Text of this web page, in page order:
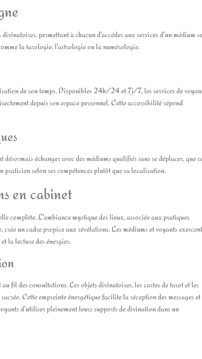
permettant à chacun d'accéder aux services d'un médium
la tarologie, l'astrologie ou la numérologie.
de son temps. Disponibles 24h/24 et 7j/7, les services de
depuis son espace personnel. Cette accessibilité répond
échanger avec des médiums qualifiés sans se déplacer, que
selon ses compétences plutôt que sa localisation.
en cabinet
complète. L'ambiance mystique des lieux, associée aux pratiques
un cadre propice aux révélations. Les médiums et voyants exercent
la lecture des énergies.
fil des consultations. Les objets divinatoires, les cartes de tarot et les
Cette empreinte énergétique facilite la réception des messages et
d'utiliser pleinement leurs supports de divination dans un